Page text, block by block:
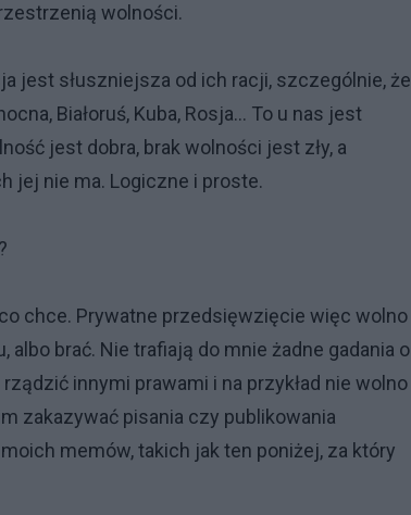
wolności.
jest słuszniejsza od ich racji, szczególnie, że
Białoruś, Kuba, Rosja... To u nas jest
jest dobra, brak wolności jest zły, a
jej nie ma. Logiczne i proste.
chce. Prywatne przedsięwzięcie więc wolno
brać. Nie trafiają do mnie żadne gadania o
innymi prawami i na przykład nie wolno
zakazywać pisania czy publikowania
memów, takich jak ten poniżej, za który